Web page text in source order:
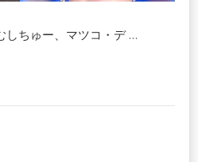
しちゅー、マツコ・デ …